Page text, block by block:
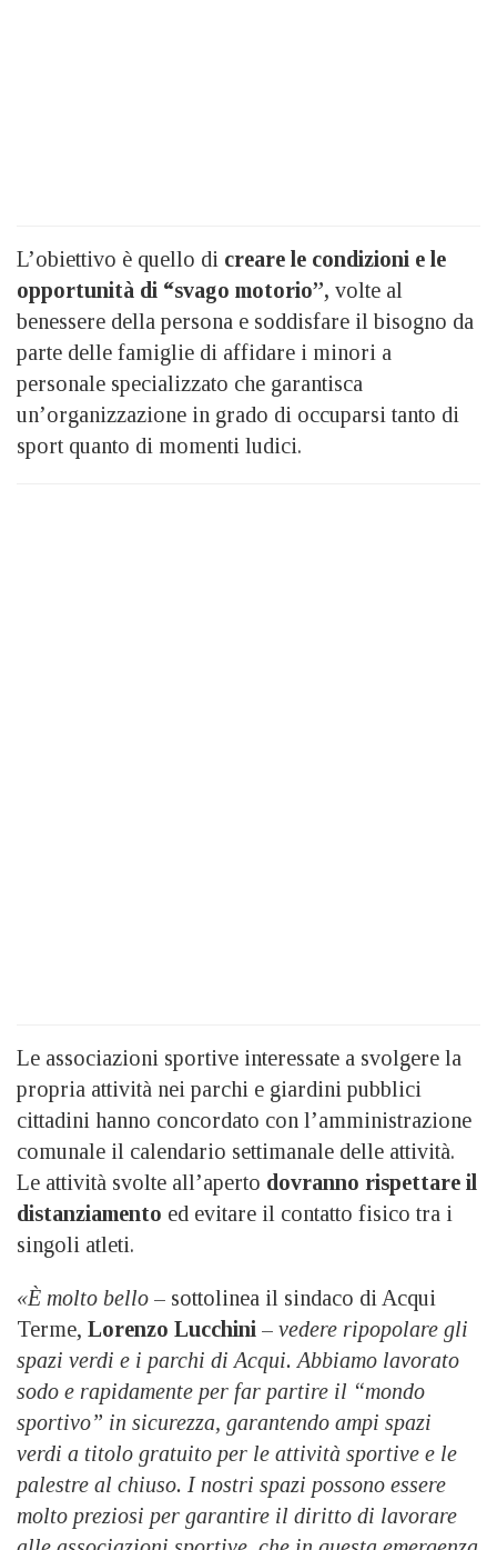
L’obiettivo è quello di creare le condizioni e le
opportunità di “svago motorio”, volte al
benessere della persona e soddisfare il bisogno da
parte delle famiglie di affidare i minori a
personale specializzato che garantisca
un’organizzazione in grado di occuparsi tanto di
sport quanto di momenti ludici.
Le associazioni sportive interessate a svolgere la
propria attività nei parchi e giardini pubblici
cittadini hanno concordato con l’amministrazione
comunale il calendario settimanale delle attività.
Le attività svolte all’aperto dovranno rispettare il
distanziamento ed evitare il contatto fisico tra i
singoli atleti.
«È molto bello – sottolinea il sindaco di Acqui
Terme, Lorenzo Lucchini – vedere ripopolare gli
spazi verdi e i parchi di Acqui. Abbiamo lavorato
sodo e rapidamente per far partire il “mondo
sportivo” in sicurezza, garantendo ampi spazi
verdi a titolo gratuito per le attività sportive e le
palestre al chiuso. I nostri spazi possono essere
molto preziosi per garantire il diritto di lavorare